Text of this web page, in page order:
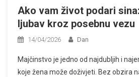
Ako vam život podari
ljubav kroz posebnu vezu
14/04/2026 Dan
Majčinstvo je jedno od najdubljih i
koje žena može doživjeti. Bez obzira